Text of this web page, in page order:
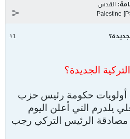
القدس
Palestine
#1
الجديدة؟
أولويات حكومة رئيس حزب
يلدرم التي أعلن اليوم
مصادقة الرئيس التركي رجب